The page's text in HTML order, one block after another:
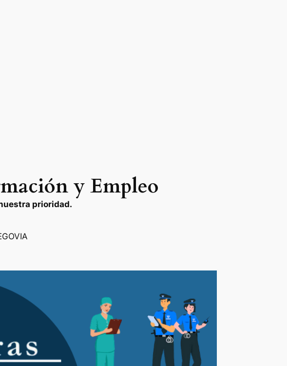
y Empleo
prioridad.